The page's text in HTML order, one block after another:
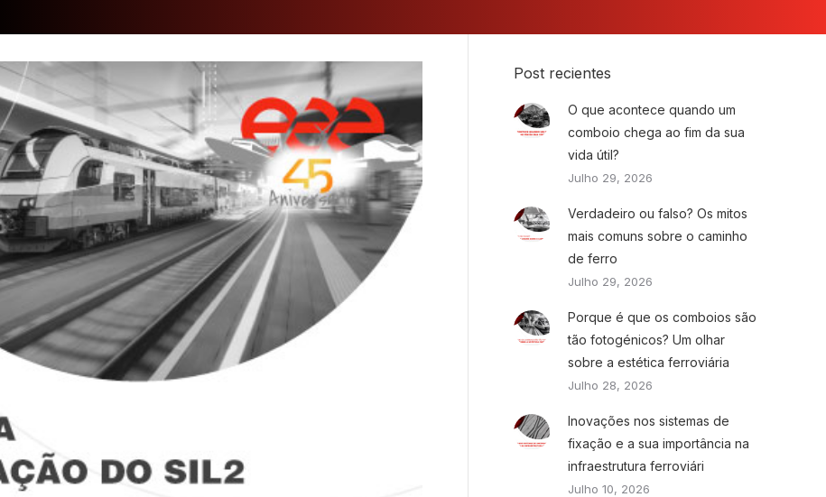
Post recientes
O que acontece quando um
comboio chega ao fim da sua
vida útil?
Julho 29, 2026
Verdadeiro ou falso? Os mitos
mais comuns sobre o caminho
de ferro
Julho 29, 2026
Porque é que os comboios são
tão fotogénicos? Um olhar
sobre a estética ferroviária
Julho 28, 2026
Inovações nos sistemas de
fixação e a sua importância na
infraestrutura ferroviári
Julho 10, 2026